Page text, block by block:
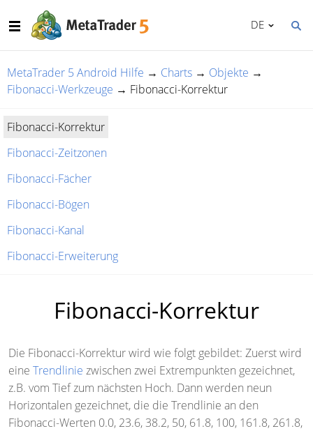
DE
MetaTrader 5 Android Hilfe → Charts → Objekte →
Fibonacci-Werkzeuge → Fibonacci-Korrektur
Fibonacci-Korrektur
Fibonacci-Zeitzonen
Fibonacci-Fächer
Fibonacci-Bögen
Fibonacci-Kanal
Fibonacci-Erweiterung
Fibonacci-Korrektur
Die Fibonacci-Korrektur wird wie folgt gebildet: Zuerst wird
eine Trendlinie zwischen zwei Extrempunkten gezeichnet,
z.B. vom Tief zum nächsten Hoch. Dann werden neun
Horizontalen gezeichnet, die die Trendlinie an den
Fibonacci-Werten 0.0, 23.6, 38.2, 50, 61.8, 100, 161.8, 261.8,